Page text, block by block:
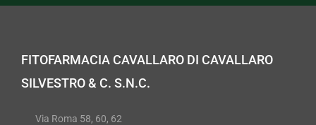
FITOFARMACIA CAVALLARO DI CAVALLARO
SILVESTRO & C. S.N.C.
Via Roma 58, 60, 62